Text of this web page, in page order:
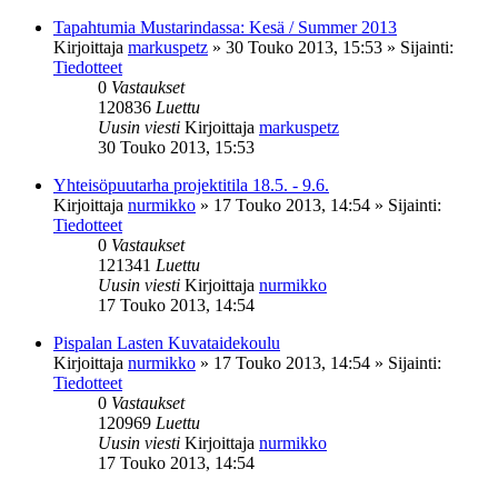
Tapahtumia Mustarindassa: Kesä / Summer 2013
Kirjoittaja markuspetz » 30 Touko 2013, 15:53 » Sijainti:
Tiedotteet
0 Vastaukset
120836 Luettu
Uusin viesti Kirjoittaja markuspetz
30 Touko 2013, 15:53
Yhteisöpuutarha projektitila 18.5. - 9.6.
Kirjoittaja nurmikko » 17 Touko 2013, 14:54 » Sijainti:
Tiedotteet
0 Vastaukset
121341 Luettu
Uusin viesti Kirjoittaja nurmikko
17 Touko 2013, 14:54
Pispalan Lasten Kuvataidekoulu
Kirjoittaja nurmikko » 17 Touko 2013, 14:54 » Sijainti:
Tiedotteet
0 Vastaukset
120969 Luettu
Uusin viesti Kirjoittaja nurmikko
17 Touko 2013, 14:54